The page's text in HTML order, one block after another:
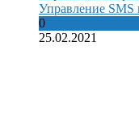
Управление
0
25.02.2021